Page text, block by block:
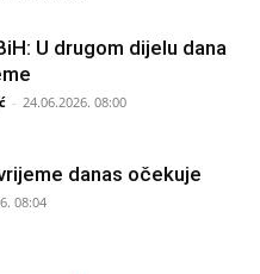
U drugom dijelu dana
- 24.06.2026. 08:00
danas očekuje
08:04